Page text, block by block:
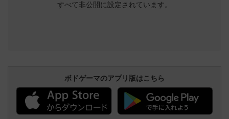
すべて非公開に設定されています。
ボドゲーマのアプリ版はこちら